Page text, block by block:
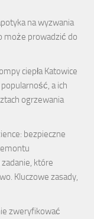
na wyzwania
może prowadzić do
ciepła Katowice
a ich
ogrzewania
bezpieczne
które
Kluczowe zasady,
zweryfikować